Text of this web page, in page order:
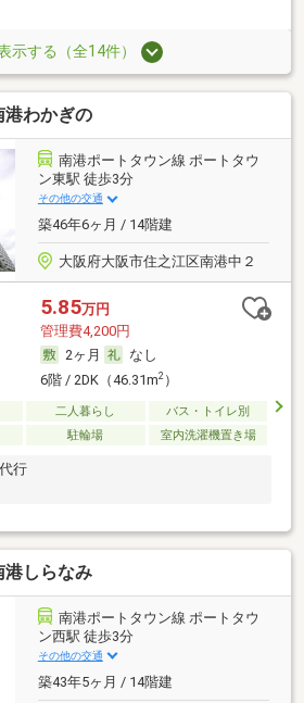
示する（全14件）
港わかぎの
南港ポートタウン線 ポートタウ
ン東駅 徒歩3分
その他の交通
築46年6ヶ月 / 14階建
大阪府大阪市住之江区南港中２
5.85万円
管理費4,200円
2ヶ月
なし
6階 / 2DK（46.31m2）
二人暮らし
バス・トイレ別
駐輪場 室内洗濯機置き場
行
港しらなみ
南港ポートタウン線 ポートタウ
ン西駅 徒歩3分
その他の交通
築43年5ヶ月 / 14階建